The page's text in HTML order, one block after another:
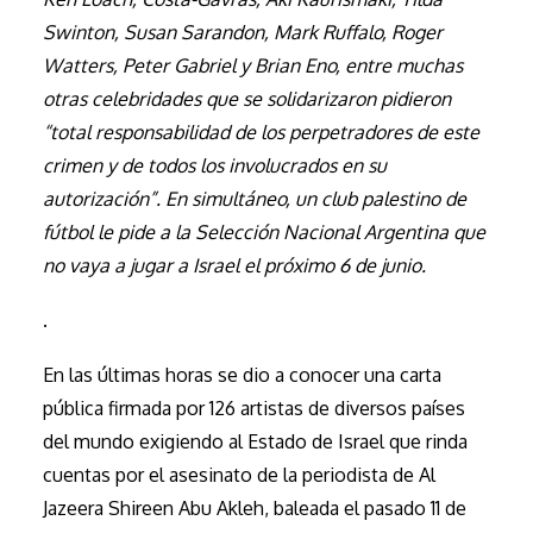
Swinton, Susan Sarandon, Mark Ruffalo, Roger
Watters, Peter Gabriel y Brian Eno, entre muchas
otras celebridades que se solidarizaron pidieron
“total responsabilidad de los perpetradores de este
crimen y de todos los involucrados en su
autorización”. En simultáneo, un club palestino de
fútbol le pide a la Selección Nacional Argentina que
no vaya a jugar a Israel el próximo 6 de junio.
.
En las últimas horas se dio a conocer una carta
pública firmada por 126 artistas de diversos países
del mundo exigiendo al Estado de Israel que rinda
cuentas por el asesinato de la periodista de Al
Jazeera Shireen Abu Akleh, baleada el pasado 11 de